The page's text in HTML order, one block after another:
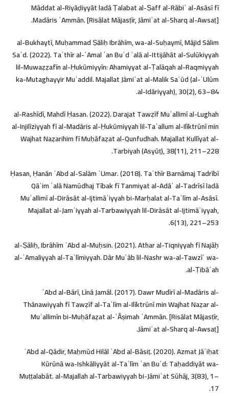
Māddat al-Riyāḍiyyāt ladā Ṭalabat al-Ṣaff al-Rābiʿ al-Asāsī fī
Madāris ʿAmmān. [Risālat Mājasṭīr, Jāmiʿat al-Sharq al-Awsaṭ].
al-Bukhaytī, Muḥammad Ṣāliḥ Ibrāhīm, wa-al-Suḥaymī, Mājid Sālim
Saʿd. (2022). Taʾthīr al-ʿAmal ʿan Buʿd ʿalā al-Ittijāhāt al-Sulūkiyyah
lil-Muwaẓẓafīn al-Ḥukūmiyyīn: Ahamiyyat al-Ṭalāqah al-Raqmiyyah
ka-Mutaghayyir Muʿaddil. Majallat Jāmiʿat al-Malik Saʿūd (al-ʿUlūm
al-Idāriyyah), 30(2), 63–84.
al-Rashīdī, Mahdī Ḥasan. (2022). Darajat Tawẓīf Muʿallimī al-Lughah
al-Injilīziyyah fī al-Madāris al-Ḥukūmiyyah lil-Taʿallum al-Ilīktrūnī min
Wajhat Naẓarihim fī Muḥāfaẓat al-Qunfudhah. Majallat Kullīyat al-
Tarbiyah (Asyūṭ), 38(11), 211–228.
Ḥasan, Ḥanān ʿAbd al-Salām ʿUmar. (2018). Taʾthīr Barnāmaj Tadrībī
Qāʾim ʿalā Namūdhaj Tībak fī Tanmiyat al-Adāʾ al-Tadrīsī ladā
Muʿallimī al-Dirāsāt al-Ijtimāʿiyyah bi-Marḥalat al-Taʿlīm al-Asāsī.
Majallat al-Jamʿiyyah al-Tarbawiyyah lil-Dirāsāt al-Ijtimāʿiyyah,
6(13), 221–253.
al-Ṣāliḥ, Ibrāhīm ʿAbd al-Muḥsin. (2021). Athar al-Tiqniyyah fī Najāḥ
al-ʿAmaliyyah al-Taʿlīmiyyah. Dār Muʾāb lil-Nashr wa-al-Tawzīʿ wa-
al-Ṭibāʿah.
ʿAbd al-Bārī, Līnā Jamāl. (2017). Dawr Mudīrī al-Madāris al-
Thānawiyyah fī Tawẓīf al-Taʿlīm al-Ilīktrūnī min Wajhat Naẓar al-
Muʿallimīn bi-Muḥāfaẓat al-ʿĀṣimah ʿAmmān. [Risālat Mājasṭīr,
Jāmiʿat al-Sharq al-Awsaṭ].
ʿAbd al-Qādir, Maḥmūd Hilāl ʿAbd al-Bāsiṭ. (2020). Azmat Jāʾiḥat
Kūrūnā wa-Ishkāliyyāt al-Taʿlīm ʿan Buʿd: Taḥaddiyāt wa-
Muṭṭalabāt. al-Majallah al-Tarbawiyyah bi-Jāmiʿat Sūhāj, 3(83), 1–
17.